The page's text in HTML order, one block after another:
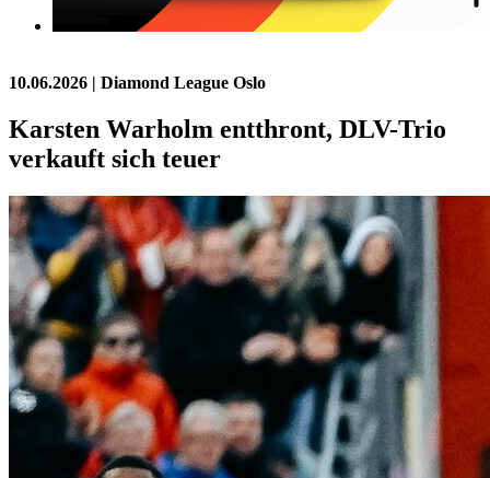
10.06.2026 | Diamond League Oslo
Karsten Warholm entthront, DLV-Trio
verkauft sich teuer